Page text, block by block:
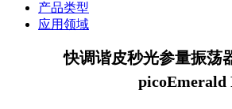
产品类型
应用领域
快调谐皮秒光参量振荡
picoEmerald